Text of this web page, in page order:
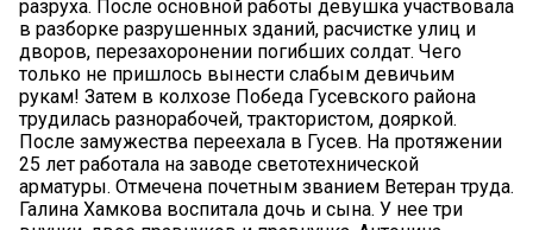
разруха. После основной работы девушка участвовала
в разборке разрушенных зданий, расчистке улиц и
дворов, перезахоронении погибших солдат. Чего
только не пришлось вынести слабым девичьим
рукам! Затем в колхозе Победа Гусевского района
трудилась разнорабочей, трактористом, дояркой.
После замужества переехала в Гусев. На протяжении
25 лет работала на заводе светотехнической
арматуры. Отмечена почетным званием Ветеран труда.
Галина Хамкова воспитала дочь и сына. У нее три